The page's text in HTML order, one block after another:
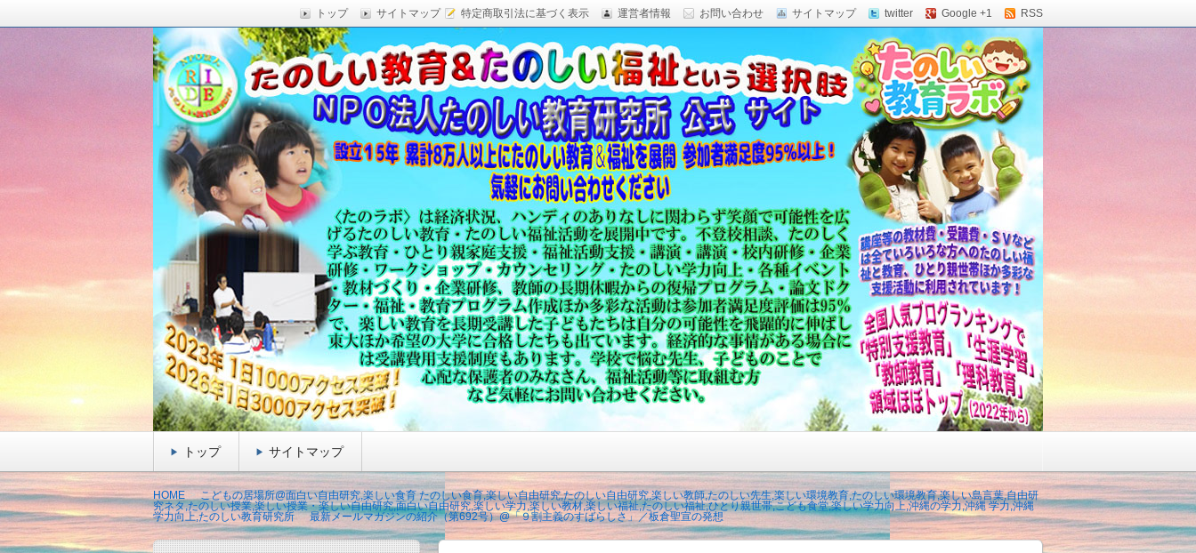
特定商取引法に基づく表示 運営者情報 お問い合わせ サイトマップ twitter Google +1 RSS
トップ サイトマップ
たのしい教育研究所（沖縄）公式サイト
楽しい授業,たのしい授業,楽しい自由研究,面白い自由研究,楽しい福祉活動,楽しい授業がした
い,RIDE,沖縄県 教育,たのしい授業,たのしい教育 日本一,Research Institute Delightful
Education,楽しい授業,教育技術,教育方法,内発的動機づけ,沖縄 学力問題,教材 ネタ,授業ネタ,学
力向上,教育技術,教育方法,沖縄 教育問題,enjoyable educationes,グッジョブ,カリスマ教師,沖縄
教員採用試験,沖縄 教育,たのしい教育,沖縄の学力,仮説実験授業,たのしい講演,楽しい講演,楽しい
科学,たのしい科学,たのしく学び 一生ものの「賢さ・学力」を,自由研究,いっきゅう先生,いっきゅ
う,いっきゅうハカセ,アドラー 心理学,面白い,沖縄 学力問題,授業名人,RIDE,PEALカウンセリン
グ,教員採用試験,名人,採用試験,合格,セミナー,研修,板倉聖宣,ＬＥＡＰカウンセリング,LEAP,学力
向上,沖縄の教育,たのしい学力,補習,読み語り,読み聞かせ,授業ネタ,授業アイディア,教育をたのし
さでクリエイトするプロフェッショなる集団,学ぶこと本来のたのしさと賢さを沖縄から世界へ,設
立四年で17000人以上に授業を実施,99％の高い評価,仮説実験授,楽しい学力向上,たのしい学力,自
由研究.しまくとぅば,島言葉,
トップ サイトマップ
HOME
こどもの居場所@面白い自由研究,楽しい食育 たのしい食育,楽しい自由研究,たのしい自由研究,楽しい教師,たのしい先生,楽しい環境教育,たのしい環境教育,楽しい島言葉,自由研
究ネタ,たのしい授業,楽しい授業・楽しい自由研究,面白い自由研究,楽しい学力,楽しい教材,楽しい福祉,たのしい福祉,ひとり親世帯,こども食堂,楽しい学力向上,沖縄の学力,沖縄 学力,沖縄
学力向上,たのしい教育研究所
最新メールマガジンの紹介（第692号）@「９割主義のすばらしさ」／板倉聖宣の発想